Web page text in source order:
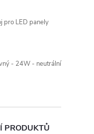
pro LED panely
- 24W - neutrální
PRODUKTŮ